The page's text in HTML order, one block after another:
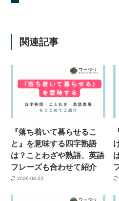
関連記事
『落ち着いて暮らせるこ
と』を意味する四字熟語
は？ことわざや熟語、英語
フレーズも合わせて紹介
2026-04-22